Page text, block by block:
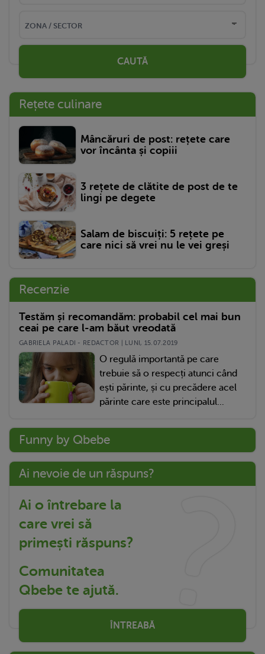
CAUTĂ
Rețete culinare
Mâncăruri de post: rețete care
vor încânta și copiii
3 rețete de clătite de post de te
lingi pe degete
Salam de biscuiți: 5 rețete pe
care nici să vrei nu le vei greși
Recenzie
Testăm și recomandăm: probabil cel mai bun
ceai pe care l-am băut vreodată
GABRIELA PALADI - REDACTOR | LUNI, 15.07.2019
O regulă importantă pe care
trebuie să o respecți atunci când
ești părinte, și cu precădere acel
părinte care este principalul...
Funny by Qbebe
Ai nevoie de un răspuns?
Ai o întrebare la
care vrei să
primești răspuns?
Comunitatea
Qbebe te ajută.
ÎNTREABĂ